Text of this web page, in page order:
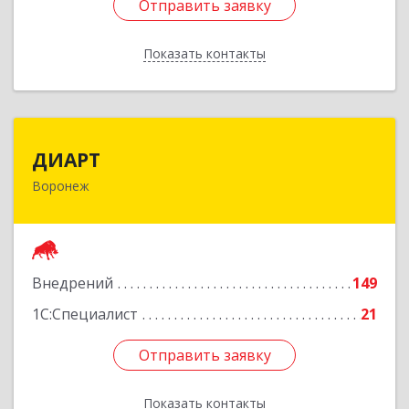
Отправить заявку
Показать контакты
Отправить заявку
Назад
ДИАРТ
Воронеж
Внедрений
149
1С:Специалист
21
Отправить заявку
Показать контакты
Отправить заявку
Назад